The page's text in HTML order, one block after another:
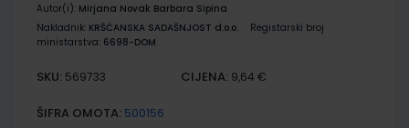
Autor(i): Mirjana Novak Barbara Sipina
Nakladnik: KRŠĆANSKA SADAŠNJOST d.o.o.
Registarski broj
ministarstva: 6698-DOM
SKU: 569733 CIJENA: 9,64 €
ŠIFRA OMOTA: 500156